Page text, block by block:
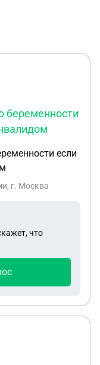
беременности
если
г. Москва
что